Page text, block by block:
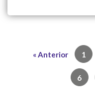
vermelha […]
« Anterior 1
6